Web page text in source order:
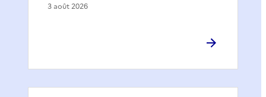
3 août 2026